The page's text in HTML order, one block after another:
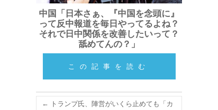
中国「日本さぁ、『中国を念頭に』
って反中報道を毎日やってるよね？
それで日中関係を改善したいって？
舐めてんの？」
この記事を読む
←
トランプ氏、陣営がいくら止めても「カ